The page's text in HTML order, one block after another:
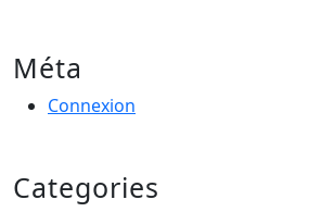
Méta
Connexion
Categories